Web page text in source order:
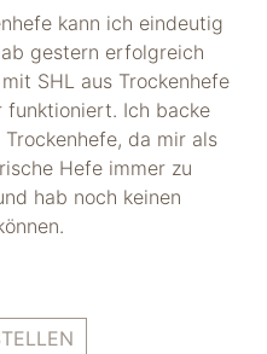
kann ich eindeutig
gestern erfolgreich
SHL aus Trockenhefe
funktioniert. Ich backe
da mir als
Hefe immer zu
hab noch keinen